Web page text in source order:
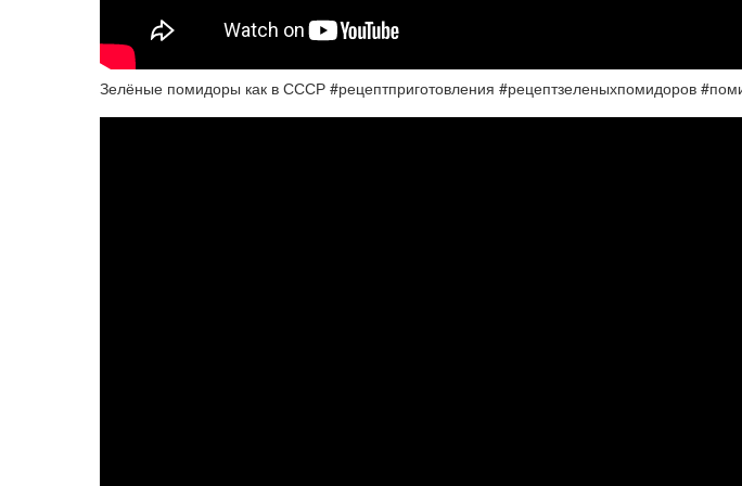
Зелёные помидоры как в СССР #рецептприготовления #рецептзеленыхпомидоров